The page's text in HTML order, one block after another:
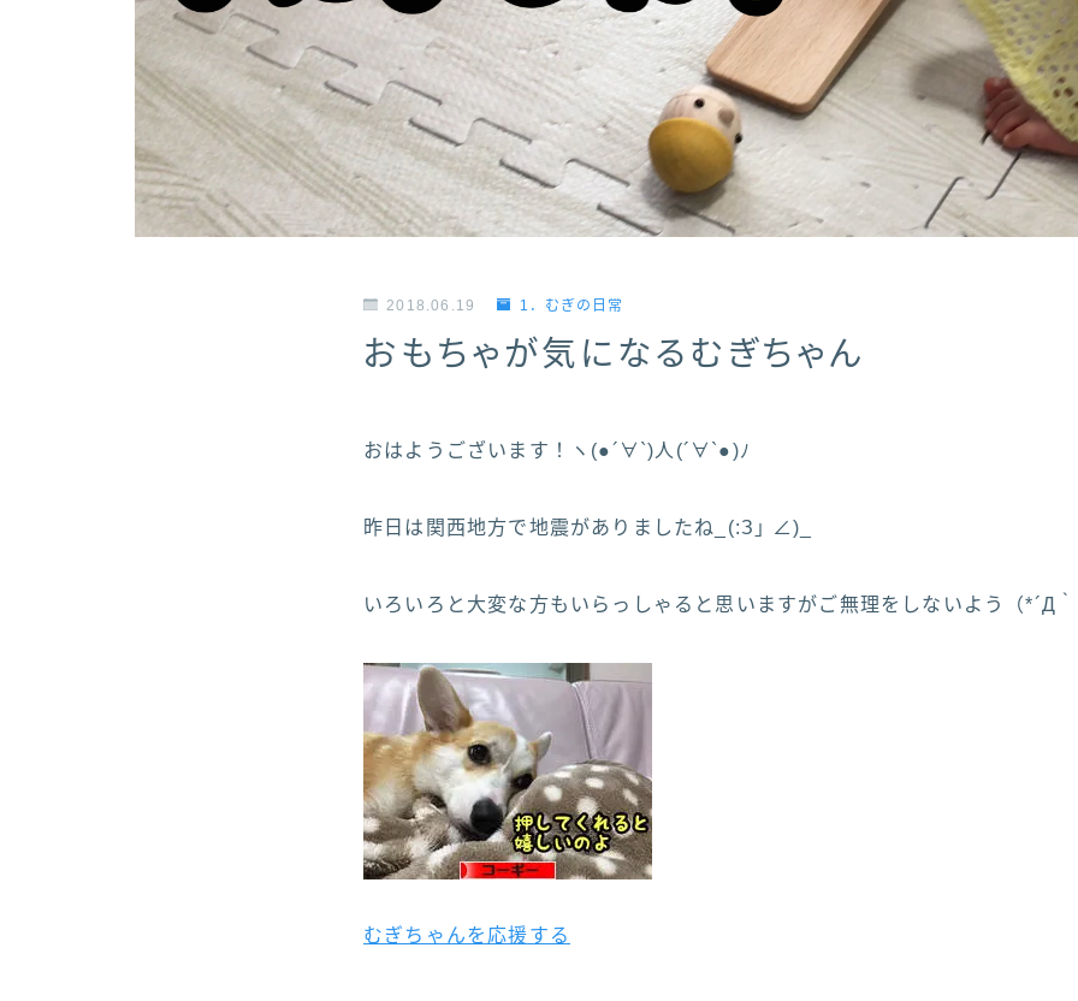
2018.06.19 1．むぎの日常
おもちゃが気になるむぎちゃん
おはようございます！ヽ(●´∀`)人(´∀`●)ﾉ
昨日は関西地方で地震がありましたね_(:З｣ ∠)_
いろいろと大変な方もいらっしゃると思いますがご無理をしないよう（*´Д
むぎちゃんを応援する